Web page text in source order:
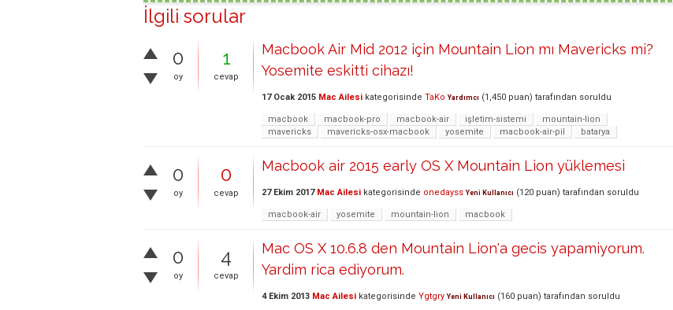
İlgili sorular
0
oy
1
cevap
Macbook Air Mid 2012 için Mountain Lion mı Mavericks mi?
Yosemite eskitti cihazı!
17 Ocak 2015 Mac Ailesi kategorisinde TaKo Yardımcı (1,450 puan) tarafından soruldu
macbook macbook-pro macbook-air işletim-sistemi
mountain-lion
mavericks
mavericks-osx-macbook yosemite macbook-air-pil batarya
0
oy
0
cevap
Macbook air 2015 early OS X Mountain Lion yüklemesi
27 Ekim 2017 Mac Ailesi kategorisinde onedayss Yeni Kullanıcı (120 puan) tarafından soruldu
macbook-air yosemite mountain-lion macbook
0
oy
4
cevap
Mac OS X 10.6.8 den Mountain Lion'a gecis yapamiyorum.
Yardim rica ediyorum.
4 Ekim 2013 Mac Ailesi kategorisinde Ygtgry Yeni Kullanıcı (160 puan) tarafından soruldu